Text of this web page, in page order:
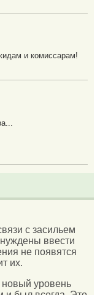
и комиссарам!
с засильем
ввести
не появятся
их.
новый уровень